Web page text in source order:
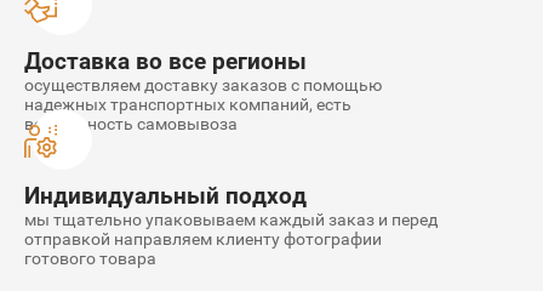
Доставка во все регионы
осуществляем доставку заказов с помощью
надежных транспортных компаний, есть
возможность самовывоза
Индивидуальный подход
мы тщательно упаковываем каждый заказ и перед
отправкой направляем клиенту фотографии
готового товара